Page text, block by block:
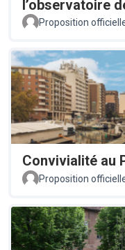
l’observatoire
Proposition
Convivialité au
Proposition